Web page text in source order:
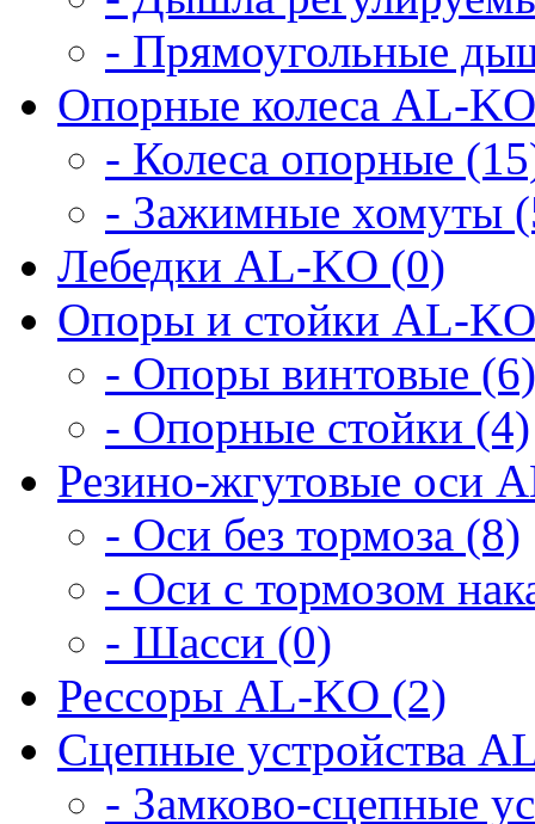
- Прямоугольные
Опорные колеса AL-
- Колеса опорные
- Зажимные хомуты
Лебедки AL-KO (0)
Опоры и стойки AL-
- Опоры винтовые (6)
- Опорные стойки (4)
Резино-жгутовые оси
- Оси без тормоза (8)
- Оси с тормозом
- Шасси (0)
Рессоры AL-KO (2)
Сцепные устройства
- Замково-сцепные